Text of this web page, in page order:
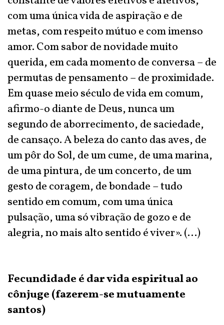
com uma única vida de aspiração e de
metas, com respeito mútuo e com imenso
amor. Com sabor de novidade muito
querida, em cada momento de conversa – de
permutas de pensamento – de proximidade.
Em quase meio século de vida em comum,
afirmo-o diante de Deus, nunca um
segundo de aborrecimento, de saciedade,
de cansaço. A beleza do canto das aves, de
um pôr do Sol, de um cume, de uma marina,
de uma pintura, de um concerto, de um
gesto de coragem, de bondade – tudo
sentido em comum, com uma única
pulsação, uma só vibração de gozo e de
alegria, no mais alto sentido é viver». (...)
Fecundidade é dar vida espiritual ao
cônjuge (fazerem-se mutuamente
santos)